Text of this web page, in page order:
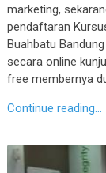
marketing,
pendaftaran
Buahbatu
secara online
free membernya
Continue reading...